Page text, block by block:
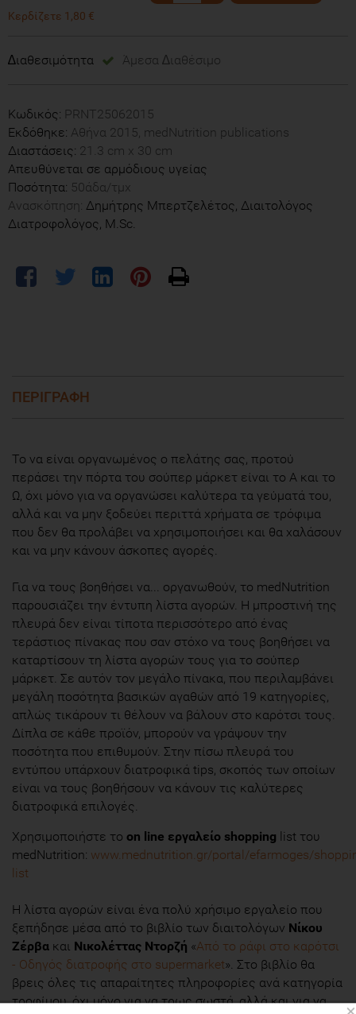
Κερδίζετε 1,80 €
∆ιαθεσιμότητα Άμεσα ∆ιαθέσιμο
Κωδικός: PRNT25062015
Εκδόθηκε: Αθήνα 2015, medNutrition publications
Διαστάσεις: 21.3 cm x 30 cm
Απευθύνεται σε αρμόδιους υγείας
Ποσότητα: 50άδα/τμχ
Ανασκόπηση: Δημήτρης Μπερτζελέτος, Διαιτολόγος
Διατροφολόγος, M.Sc.
ΠΕΡΙΓΡΑΦΗ
Το να είναι οργανωμένος ο πελάτης σας, προτού
περάσει την πόρτα του σούπερ μάρκετ είναι το Α και το
Ω, όχι μόνο για να οργανώσει καλύτερα τα γεύματά του,
αλλά και να μην ξοδεύει περιττά χρήματα σε τρόφιμα
που δεν θα προλάβει να χρησιμοποιήσει και θα χαλάσουν
και να μην κάνουν άσκοπες αγορές.
Για να τους βοηθήσει να... οργανωθούν, το medNutrition
παρουσιάζει την έντυπη λίστα αγορών. Η μπροστινή της
πλευρά δεν είναι τίποτα περισσότερο από ένας
τεράστιος πίνακας που σαν στόχο να τους βοηθήσει να
καταρτίσουν τη λίστα αγορών τους για το σούπερ
μάρκετ. Σε αυτόν τον μεγάλο πίνακα, που περιλαμβάνει
μεγάλη ποσότητα βασικών αγαθών από 19 κατηγορίες,
απλώς τικάρουν τι θέλουν να βάλουν στο καρότσι τους.
Δίπλα σε κάθε προϊόν, μπορούν να γράψουν την
ποσότητα που επιθυμούν. Στην πίσω πλευρά του
εντύπου υπάρχουν διατροφικά tips, σκοπός των οποίων
είναι να τους βοηθήσουν να κάνουν τις καλύτερες
διατροφικά επιλογές.
Χρησιμοποιήστε το on line εργαλείο shopping list του
medNutrition: www.mednutrition.gr/portal/efarmoges/
list
Η λίστα αγορών είναι ένα πολύ χρήσιμο εργαλείο που
ξεπήδησε μέσα από το βιβλίο των διαιτολόγων Νίκου
Ζέρβα και Νικολέττας Ντορζή «Από το ράφι στο καρότσι
- Οδηγός διατροφής στο supermarket». Στο βιβλίο θα
βρεις όλες τις απαραίτητες πληροφορίες ανά κατηγορία
τροφίμου, όχι μόνο για να τρως σωστά, αλλά και για να